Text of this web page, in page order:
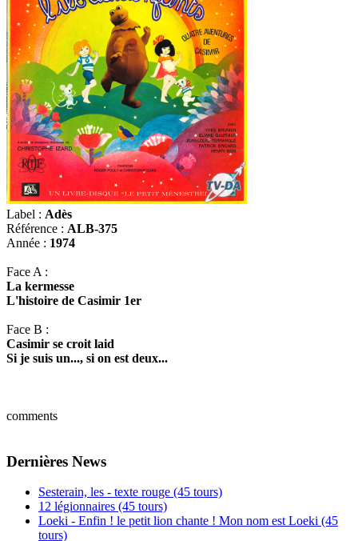
Label : Adès
Référence : ALB-375
Année : 1974
Face A :
La kermesse
L'histoire de Casimir 1er
Face B :
Casimir se croit laid
Si je suis un..., si on est deux...
comments
Dernières News
Sesterain, les - texte rouge (45 tours)
12 légionnaires (45 tours)
Loeki - Enfin ! le petit lion chante ! Mon nom est Loeki (45
tours)